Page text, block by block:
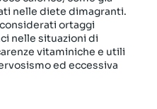
nelle diete dimagranti.
ortaggi
nelle situazioni di
vitaminiche e utili
ed eccessiva